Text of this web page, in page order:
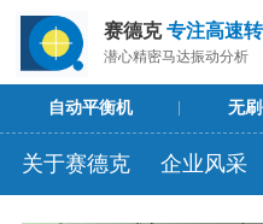
赛德克专注高速
潜心精密马达振动分析
自动平衡机 无
关于赛德克 企业风采